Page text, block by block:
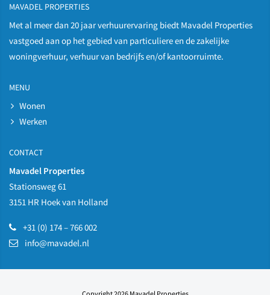
MAVADEL PROPERTIES
Met al meer dan 20 jaar verhuurervaring biedt Mavadel Properties
vastgoed aan op het gebied van particuliere en de zakelijke
woningverhuur, verhuur van bedrijfs en/of kantoorruimte.
MENU
Wonen
Werken
CONTACT
Mavadel Properties
Stationsweg 61
3151 HR Hoek van Holland
+31 (0) 174 – 766 002
info@mavadel.nl
Copyright 2026 Mavadel Properties